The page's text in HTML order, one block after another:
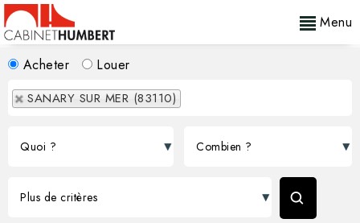
Menu
Acheter Louer
SANARY SUR MER (83110)